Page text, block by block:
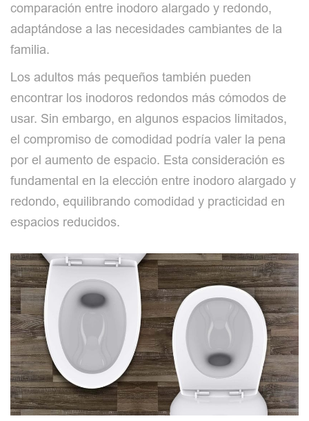
comparación entre inodoro alargado y redondo,
adaptándose a las necesidades cambiantes de la
familia.
Los adultos más pequeños también pueden
encontrar los inodoros redondos más cómodos de
usar. Sin embargo, en algunos espacios limitados,
el compromiso de comodidad podría valer la pena
por el aumento de espacio. Esta consideración es
fundamental en la elección entre inodoro alargado y
redondo, equilibrando comodidad y practicidad en
espacios reducidos.